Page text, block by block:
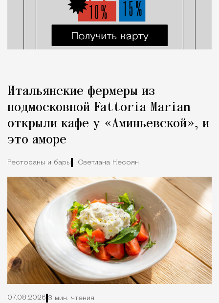
Итальянские фермеры из
подмосковной Fattoria Marian
открыли кафе у «Аминьевской», и
это аморе
Рестораны и бары Светлана Кесоян
07.08.2026 3 мин. чтения